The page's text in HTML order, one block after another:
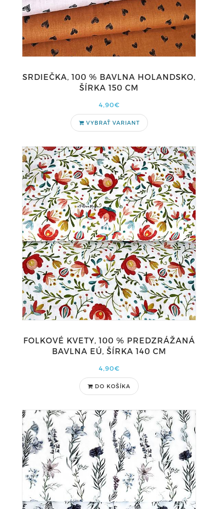
SRDIEČKA, 100 % BAVLNA HOLANDSKO,
ŠÍRKA 150 CM
4,90€
VYBRAŤ VARIANT
FOLKOVÉ KVETY, 100 % PREDZRÁŽANÁ
BAVLNA EÚ, ŠÍRKA 140 CM
4,90€
DO KOŠÍKA